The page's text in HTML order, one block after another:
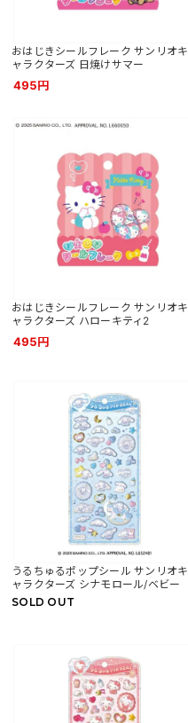
おはじきシールフレーク サンリオキ
ャラクターズ 日焼けサマー
495円
おはじきシールフレーク サンリオキ
ャラクターズ ハローキティ2
495円
うるちゅるポップシール サンリオキ
ャラクターズ シナモロール/ベビー
SOLD OUT